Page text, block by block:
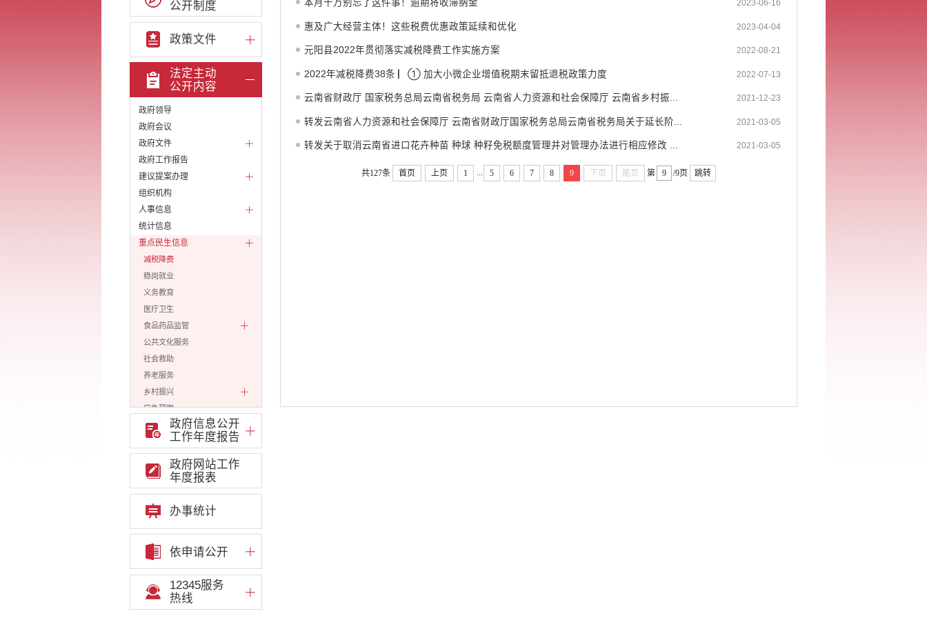
公开制度
政策文件
法定主动
公开内容
政府领导
政府会议
政府文件
政府工作报告
建议提案办理
组织机构
人事信息
统计信息
重点民生信息
减税降费
稳岗就业
义务教育
医疗卫生
食品药品监管
公共文化服务
社会救助
养老服务
乡村振兴
应急预案
生态环境
涉农补贴
安全生产
财务信息
公安司法
规划计划
财政预决算
公务员招录
公共资源配置
重大决策预公开
重大决策听证事项
权责清单
政府信息公开
工作年度报告
政府网站工作
年度报表
办事统计
依申请公开
12345服务
热线
本月千万别忘了这件事！逾期将收滞纳金 2023-06-16
惠及广大经营主体！这些税费优惠政策延续和优化 2023-04-04
元阳县2022年贯彻落实减税降费工作实施方案 2022-08-21
2022年减税降费38条 ▏① 加大小微企业增值税期末留抵退税政策力度 2022-07-13
云南省财政厅 国家税务总局云南省税务局 云南省人力资源和社会保障厅 云南省乡村振... 2021-12-23
转发云南省人力资源和社会保障厅 云南省财政厅国家税务总局云南省税务局关于延长阶... 2021-03-05
转发关于取消云南省进口花卉种苗 种球 种籽免税额度管理并对管理办法进行相应修改 ... 2021-03-05
共127条 首页 上页 1 ... 5 6 7 8 9 下页 尾页 第 /9页 跳转